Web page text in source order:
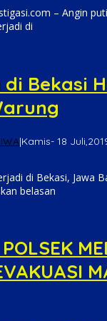
– Angin
di
Bekasi
|Kamis- 18
di Bekasi, Jawa
belasan